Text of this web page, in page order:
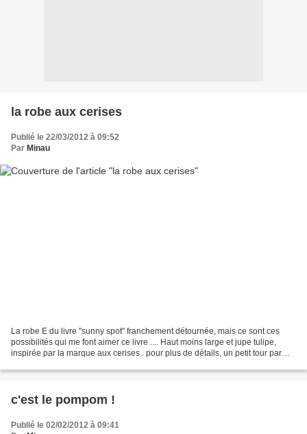
la robe aux cerises
Publié le 22/03/2012 à 09:52
Par Minau
La robe E du livre "sunny spot" franchement détournée, mais ce sont ces
possibilités qui me font aimer ce livre .... Haut moins large et jupe tulipe,
inspirée par la marque aux cerises . pour plus de détails, un petit tour par
c'est le pompom !
Publié le 02/02/2012 à 09:41